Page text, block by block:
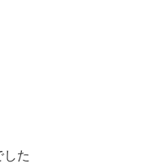
した